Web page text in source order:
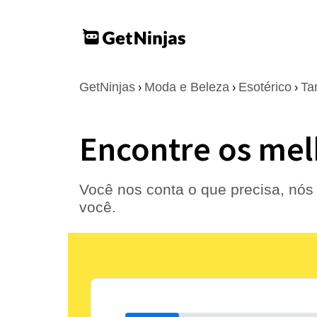
GetNinjas › Moda e Beleza › Esotérico ›
Encontre os
Você nos conta o que precisa,
você.